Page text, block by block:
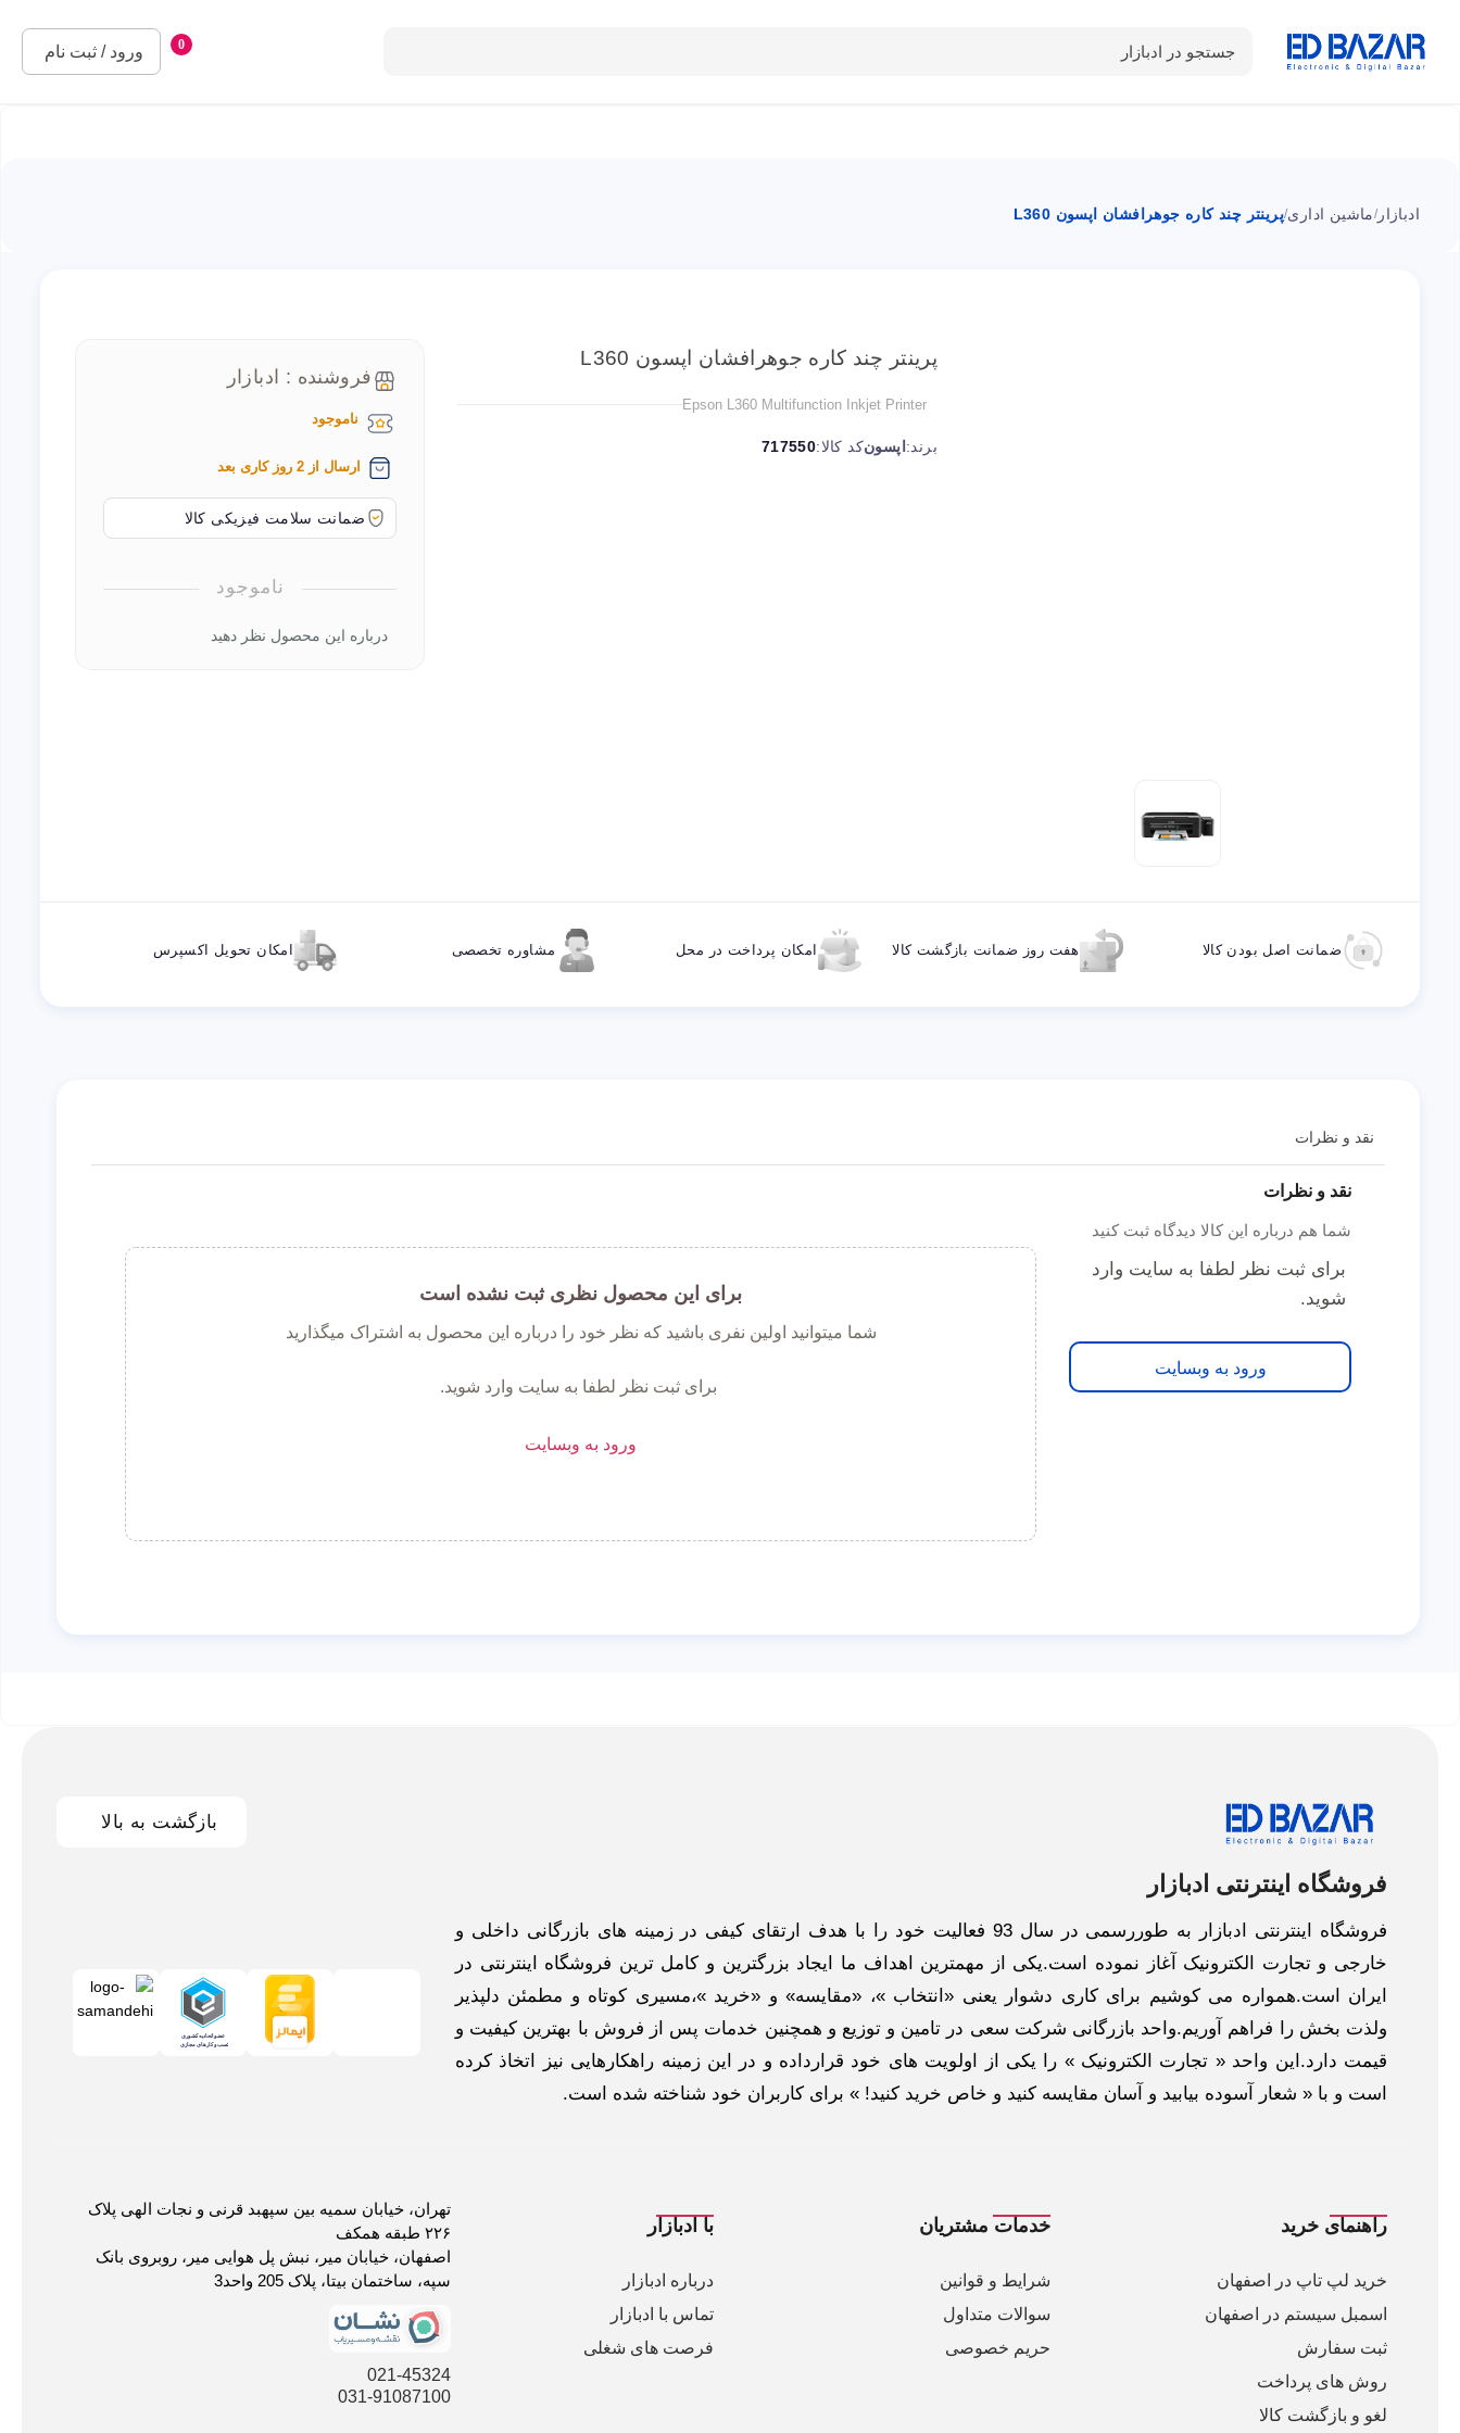
جستجو در ادبازار 0
ورود / ثبت نام
دسته بندی محصولات
ادبازار /ماشین اداری/پرینتر چند کاره جوهرافشان اپسون L360
پرینتر چند کاره جوهرافشان اپسون L360
Epson L360 Multifunction Inkjet Printer
برند: اپسونکد کالا:717550
فروشنده : ادبازار
ناموجود
ارسال از 2 روز کاری بعد
ضمانت سلامت فیزیکی کالا
ناموجود
درباره این محصول نظر دهید
ضمانت اصل بودن کالا هفت روز ضمانت بازگشت کالا امکان پرداخت در محل مشاوره تخصصی امکان تحویل اکسپرس
نقد و نظرات
نقد و نظرات
شما هم درباره این کالا دیدگاه ثبت کنید
برای ثبت نظر لطفا به سایت وارد
شوید.
ورود به وبسایت
برای این محصول نظری ثبت نشده است
شما میتوانید اولین نفری باشید که نظر خود را درباره این محصول به اشتراک میگذارید
برای ثبت نظر لطفا به سایت وارد شوید.
ورود به وبسایت
بازگشت به بالا
فروشگاه اینترنتی ادبازار
فروشگاه اینترنتی ادبازار به طوررسمی در سال 93 فعالیت خود را با هدف ارتقای کیفی در زمینه های بازرگانی داخلی و
خارجی و تجارت الکترونیک آغاز نموده است.یکی از مهمترین اهداف ما ایجاد بزرگترین و کامل ترین فروشگاه اینترنتی در
ایران است.همواره می کوشیم برای کاری دشوار یعنی «انتخاب »، «مقایسه» و «خرید »،مسیری کوتاه و مطمئن دلپذیر
ولذت بخش را فراهم آوریم.واحد بازرگانی شرکت سعی در تامین و توزیع و همچنین خدمات پس از فروش با بهترین کیفیت و
قیمت دارد.این واحد « تجارت الکترونیک » را یکی از اولویت های خود قرارداده و در این زمینه راهکارهایی نیز اتخاذ کرده
است و با « شعار آسوده بیابید و آسان مقایسه کنید و خاص خرید کنید! » برای کاربران خود شناخته شده است.
راهنمای خرید
خرید لپ تاپ در اصفهان
اسمبل سیستم در اصفهان
ثبت سفارش
روش های پرداخت
لغو و بازگشت کالا
خدمات مشتریان
شرایط و قوانین
سوالات متداول
حریم خصوصی
با ادبازار
درباره ادبازار
تماس با ادبازار
فرصت های شغلی
تهران، خیابان سمیه بین سپهبد قرنی و نجات الهی پلاک
۲۲۶ طبقه همکف
اصفهان، خیابان میر، نبش پل هوایی میر، روبروی بانک
سپه، ساختمان بیتا، پلاک 205 واحد3
021-45324
031-91087100